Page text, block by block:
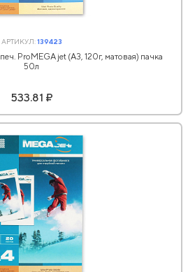
АРТИКУЛ:139423
ProMEGA jet (А3, 120г, матовая) пачка
50л
533.81 ₽